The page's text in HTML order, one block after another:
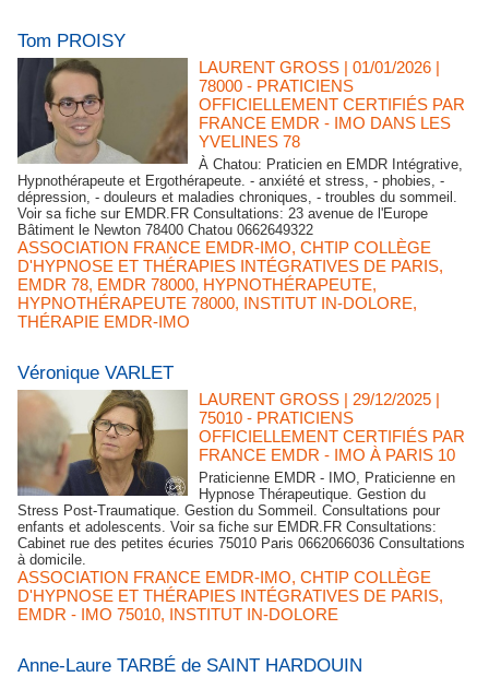
Tom PROISY
LAURENT GROSS | 01/01/2026 |
78000 - PRATICIENS
OFFICIELLEMENT CERTIFIÉS PAR
FRANCE EMDR - IMO DANS LES
YVELINES 78
À Chatou: Praticien en EMDR Intégrative,
Hypnothérapeute et Ergothérapeute. - anxiété et stress, - phobies, -
dépression, - douleurs et maladies chroniques, - troubles du sommeil.
Voir sa fiche sur EMDR.FR Consultations: 23 avenue de l'Europe
Bâtiment le Newton 78400 Chatou 0662649322
ASSOCIATION FRANCE EMDR-IMO, CHTIP COLLÈGE
D'HYPNOSE ET THÉRAPIES INTÉGRATIVES DE PARIS,
EMDR 78, EMDR 78000, HYPNOTHÉRAPEUTE,
HYPNOTHÉRAPEUTE 78000, INSTITUT IN-DOLORE,
THÉRAPIE EMDR-IMO
Véronique VARLET
LAURENT GROSS | 29/12/2025 |
75010 - PRATICIENS
OFFICIELLEMENT CERTIFIÉS PAR
FRANCE EMDR - IMO À PARIS 10
Praticienne EMDR - IMO, Praticienne en
Hypnose Thérapeutique. Gestion du
Stress Post-Traumatique. Gestion du Sommeil. Consultations pour
enfants et adolescents. Voir sa fiche sur EMDR.FR Consultations:
Cabinet rue des petites écuries 75010 Paris 0662066036 Consultations
à domicile.
ASSOCIATION FRANCE EMDR-IMO, CHTIP COLLÈGE
D'HYPNOSE ET THÉRAPIES INTÉGRATIVES DE PARIS,
EMDR - IMO 75010, INSTITUT IN-DOLORE
Anne-Laure TARBÉ de SAINT HARDOUIN